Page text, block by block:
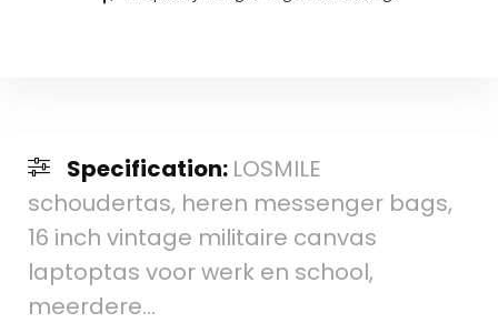
Specification: LOSMILE
schoudertas, heren messenger bags,
16 inch vintage militaire canvas
laptoptas voor werk en school,
meerdere…